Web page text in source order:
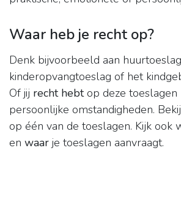
Waar heb je recht op?
Denk bijvoorbeeld aan
kinderopvangtoeslag of het
Of jij recht hebtop deze toeslagen
persoonlijke omstandigheden.
op één van de toeslagen. Kijk ook
en waar je toeslagen aanvraagt.